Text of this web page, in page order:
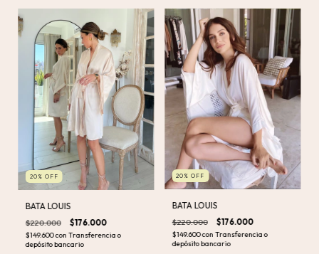
20 % OFF
BATA LOUIS
$220.000 $176.000
$149.600con Transferencia o
depósito bancario
20 %OFF
BATA LOUIS
$220.000 $176.000
$149.600con Transferencia o
depósito bancario